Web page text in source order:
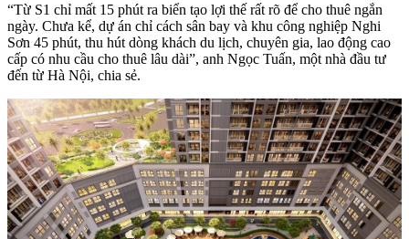
“Từ S1 chỉ mất 15 phút ra biển tạo lợi thế rất rõ để cho thuê ngắn
ngày. Chưa kể, dự án chỉ cách sân bay và khu công nghiệp Nghi
Sơn 45 phút, thu hút dòng khách du lịch, chuyên gia, lao động cao
cấp có nhu cầu cho thuê lâu dài”, anh Ngọc Tuấn, một nhà đầu tư
đến từ Hà Nội, chia sẻ.